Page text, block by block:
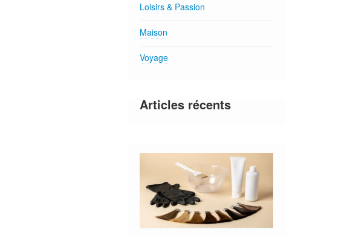
Loisirs & Passion
Maison
Voyage
Articles récents